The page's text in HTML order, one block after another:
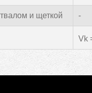
и щеткой -
Vk